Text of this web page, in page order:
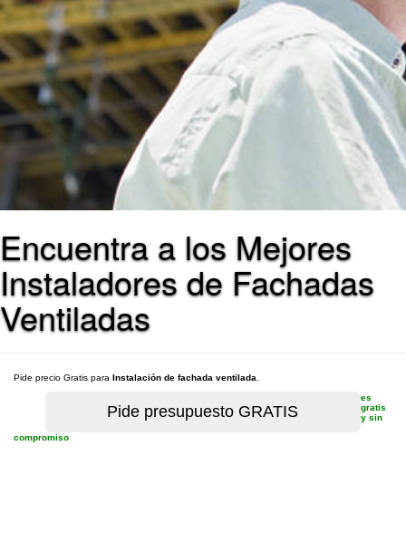
Encuentra a los Mejores
Instaladores de Fachadas
Ventiladas
Pide precio Gratis para Instalación de fachada ventilada
es
gratis
y sin
compromiso